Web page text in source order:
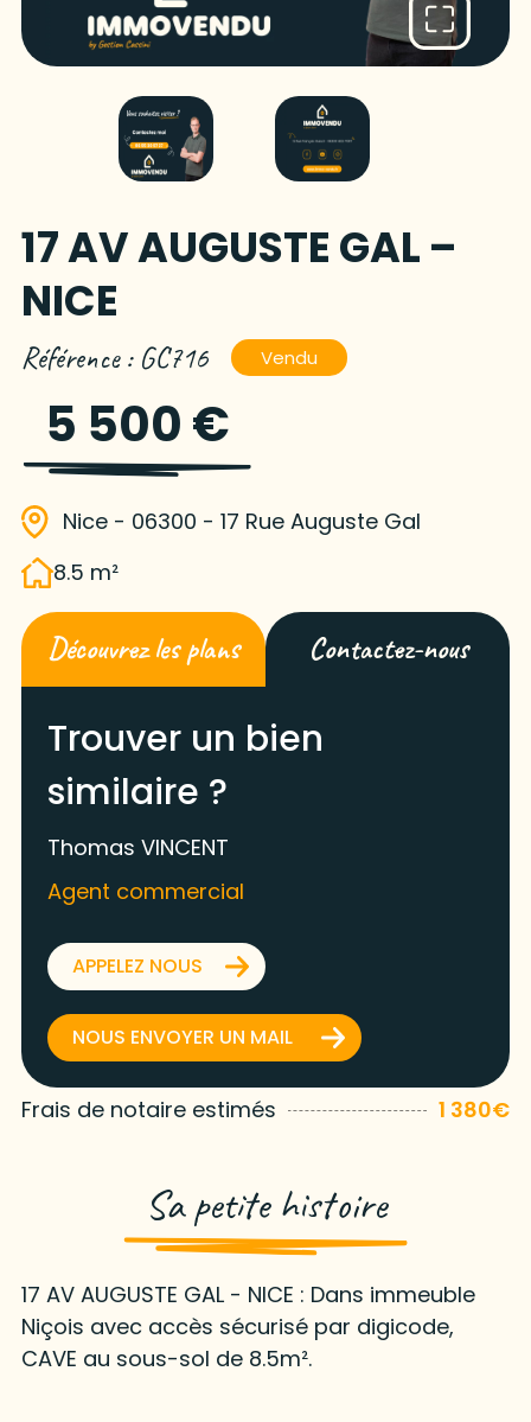
17 AV AUGUSTE GAL –
NICE
Référence : GC716 Vendu
5 500 €
Nice - 06300 - 17 Rue Auguste Gal
8.5 m²
Découvrez les plans Contactez-nous
Trouver un bien
similaire ?
Thomas VINCENT
Agent commercial
APPELEZ NOUS
NOUS ENVOYER UN MAIL
Frais de notaire estimés 1 380€
Sa petite histoire
17 AV AUGUSTE GAL - NICE : Dans immeuble
Niçois avec accès sécurisé par digicode,
CAVE au sous-sol de 8.5m².